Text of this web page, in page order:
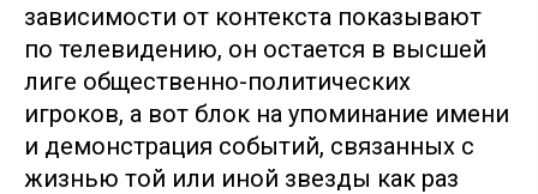
зависимости от контекста показывают
по телевидению, он остается в высшей
лиге общественно-политических
игроков, а вот блок на упоминание имени
и демонстрация событий, связанных с
жизнью той или иной звезды как раз